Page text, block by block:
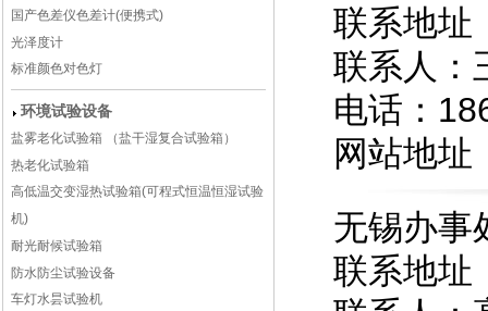
国产色差仪色差计(便携式)
光泽度计
标准颜色对色灯
环境试验设备
盐雾老化试验箱 （盐干湿复合试验箱）
热老化试验箱
高低温交变湿热试验箱(可程式恒温恒湿试验
机)
耐光耐候试验箱
防水防尘试验设备
车灯水昙试验机
联系地址
联系人：
电话：
网站地址
无锡办事
联系地址